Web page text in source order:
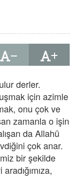
derler.
için azimle
onu çok ve
zamanla o işin
da Allahü
çok anar.
bir şekilde